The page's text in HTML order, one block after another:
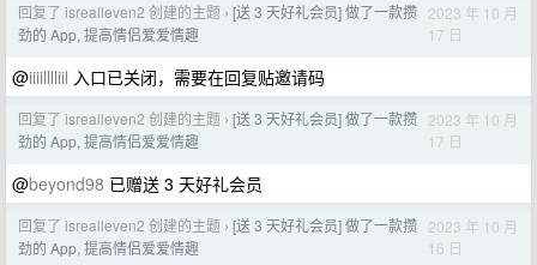
回复了 isrealleven2 创建的主题 › [送 3 天好礼会员] 做了一款攒
劲的 App, 提高情侣爱爱情趣
2023 年 10 月
17 日
@iiiilllliil 入口已关闭，需要在回复贴邀请码
回复了 isrealleven2 创建的主题 › [送 3 天好礼会员] 做了一款攒
劲的 App, 提高情侣爱爱情趣
2023 年 10 月
17 日
@beyond98 已赠送 3 天好礼会员
回复了 isrealleven2 创建的主题 › [送 3 天好礼会员] 做了一款攒
劲的 App, 提高情侣爱爱情趣
2023 年 10 月
16 日